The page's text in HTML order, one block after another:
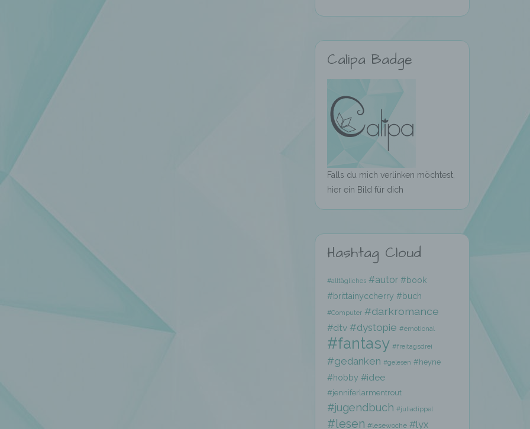
Calipa Badge
Falls du mich verlinken möchtest,
hier ein Bild für dich
Hashtag Cloud
#alltägliches #autor #book
#brittainyccherry #buch
#Computer #darkromance
#dtv #dystopie #emotional
#fantasy #freitagsdrei
#gedanken #gelesen #heyne
#hobby #idee
#jenniferlarmentrout
#jugendbuch #juliadippel
#lesen #lesewoche #lyx
Zusammenhang mit personenbezogenen Daten wie das Erheben,
Anpassung oder Veränderung, das Auslesen, das Abfragen, die
Verwendung, die Offenlegung durch Übermittlung, Verbreitung oder
eine andere Form der Bereitstellung, den Abgleich oder die
Verknüpfung, die Einschränkung, das Löschen oder die Vernichtung.
d) Einschränkung der Verarbeitung
Einschränkung der Verarbeitung ist die Markierung gespeicherter
personenbezogener Daten mit dem Ziel, ihre künftige Verarbeitung
einzuschränken.
e) Profiling
Profiling ist jede Art der automatisierten Verarbeitung
personenbezogener Daten, die darin besteht, dass diese
personenbezogenen Daten verwendet werden, um bestimmte
persönliche Aspekte, die sich auf eine natürliche Person beziehen,
zu bewerten, insbesondere, um Aspekte bezüglich Arbeitsleistung,
wirtschaftlicher Lage, Gesundheit, persönlicher Vorlieben, Interessen,
Zuverlässigkeit, Verhalten, Aufenthaltsort oder Ortswechsel dieser
natürlichen Person zu analysieren oder vorherzusagen.